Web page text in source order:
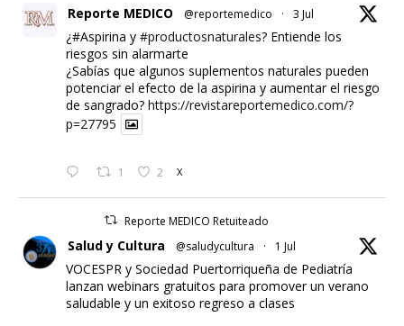
Reporte MEDICO @reportemedico · 3 Jul
¿#Aspirina y #productosnaturales? Entiende los
riesgos sin alarmarte
¿Sabías que algunos suplementos naturales pueden
potenciar el efecto de la aspirina y aumentar el riesgo
de sangrado? https://revistareportemedico.com/?
p=27795
1 2 X
Reporte MEDICO Retuiteado
Salud y Cultura @saludycultura · 1 Jul
VOCESPR y Sociedad Puertorriqueña de Pediatría
lanzan webinars gratuitos para promover un verano
saludable y un exitoso regreso a clases